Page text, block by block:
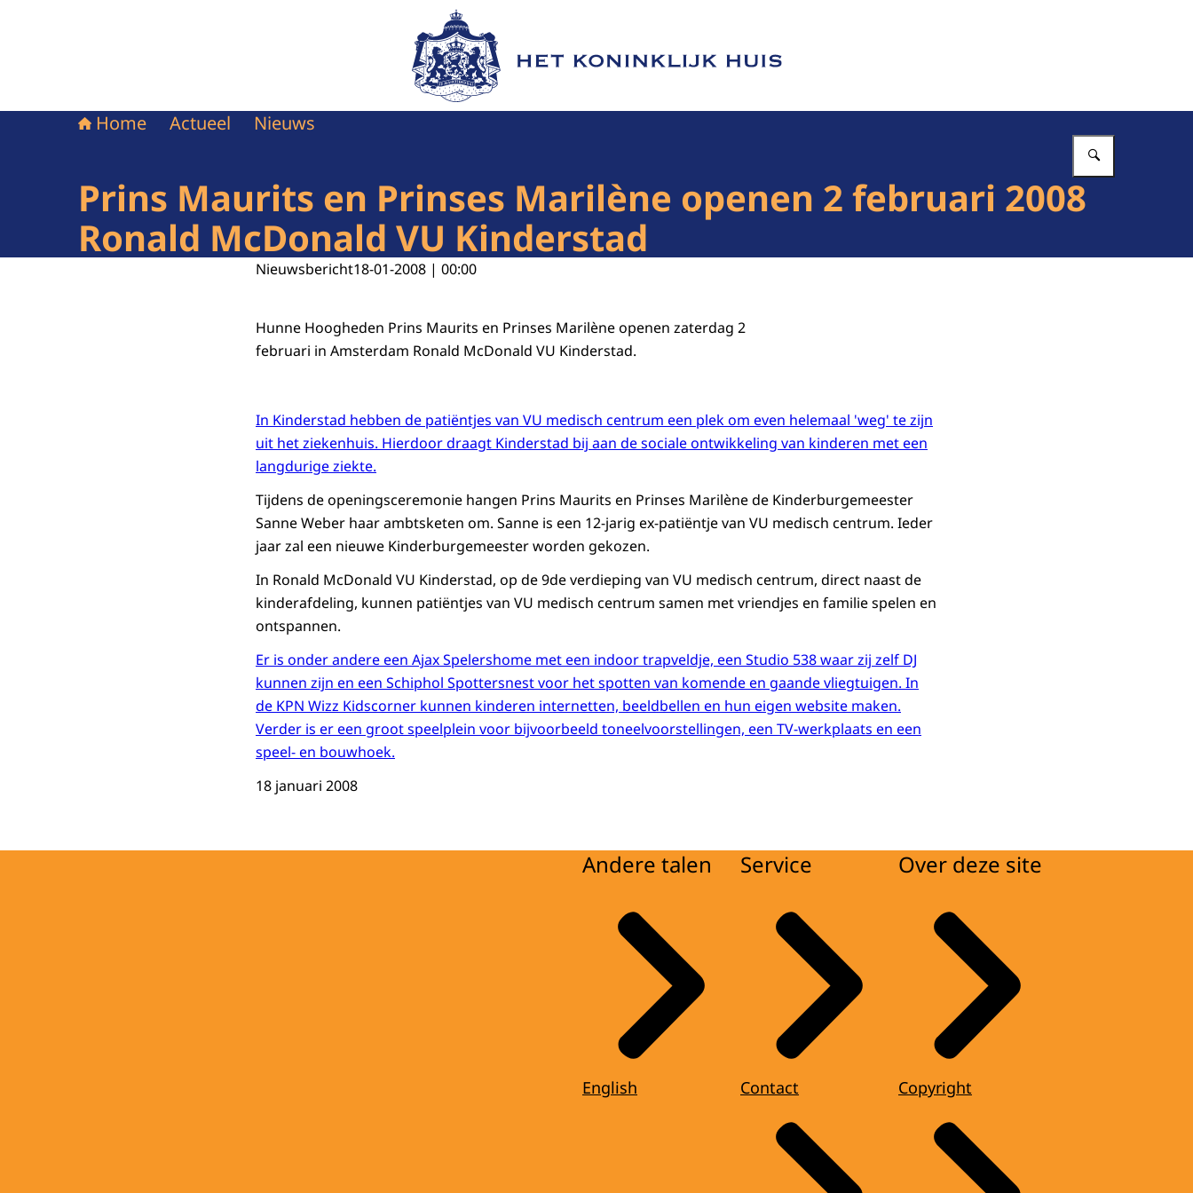
Naar de homepage van Het Koninklijk Huis
Home Actueel Nieuws
Prins Maurits en Prinses Marilène openen 2 februari 2008
Ronald McDonald VU Kinderstad
Nieuwsbericht18-01-2008 | 00:00
Hunne Hoogheden Prins Maurits en Prinses Marilène openen zaterdag 2
februari in Amsterdam Ronald McDonald VU Kinderstad.
In Kinderstad hebben de patiëntjes van VU medisch centrum een plek om even helemaal 'weg' te zijn
uit het ziekenhuis. Hierdoor draagt Kinderstad bij aan de sociale ontwikkeling van kinderen met een
langdurige ziekte.
Tijdens de openingsceremonie hangen Prins Maurits en Prinses Marilène de Kinderburgemeester
Sanne Weber haar ambtsketen om. Sanne is een 12-jarig ex-patiëntje van VU medisch centrum. Ieder
jaar zal een nieuwe Kinderburgemeester worden gekozen.
In Ronald McDonald VU Kinderstad, op de 9de verdieping van VU medisch centrum, direct naast de
kinderafdeling, kunnen patiëntjes van VU medisch centrum samen met vriendjes en familie spelen en
ontspannen.
Er is onder andere een Ajax Spelershome met een indoor trapveldje, een Studio 538 waar zij zelf DJ
kunnen zijn en een Schiphol Spottersnest voor het spotten van komende en gaande vliegtuigen. In
de KPN Wizz Kidscorner kunnen kinderen internetten, beeldbellen en hun eigen website maken.
Verder is er een groot speelplein voor bijvoorbeeld toneelvoorstellingen, een TV-werkplaats en een
speel- en bouwhoek.
18 januari 2008
Andere talen
English
Service
Contact
Over deze site
Copyright